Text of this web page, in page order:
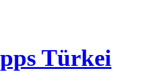
Türkei